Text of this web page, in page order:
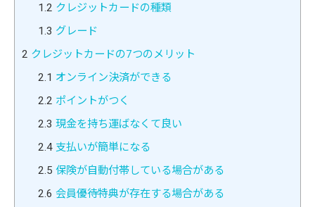
1.2 クレジットカードの種類
1.3 グレード
2 クレジットカードの7つのメリット
2.1 オンライン決済ができる
2.2 ポイントがつく
2.3 現金を持ち運ばなくて良い
2.4支払いが簡単になる
2.5 保険が自動付帯している場合がある
2.6 会員優待特典が存在する場合がある